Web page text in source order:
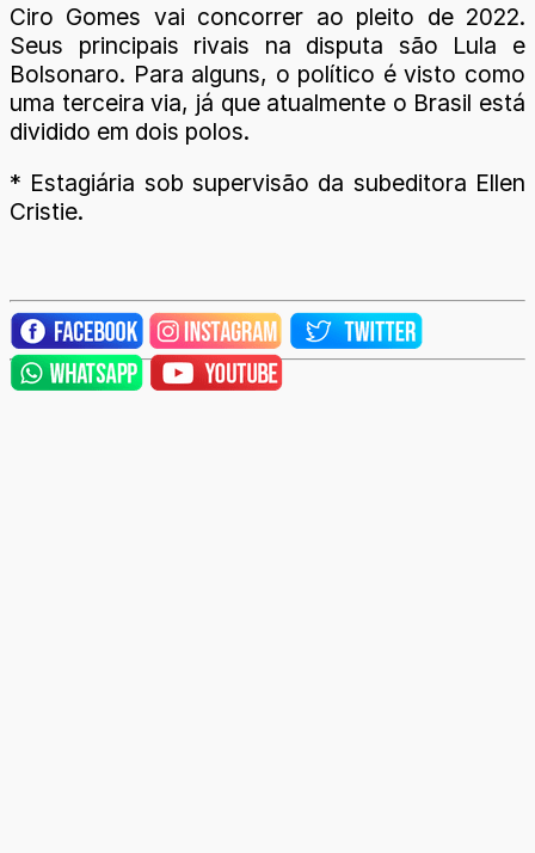
Ciro Gomes vai concorrer ao pleito de 2022.
Seus principais rivais na disputa são Lula e
Bolsonaro. Para alguns, o político é visto como
uma terceira via, já que atualmente o Brasil está
dividido em dois polos.
* Estagiária sob supervisão da subeditora Ellen
Cristie.